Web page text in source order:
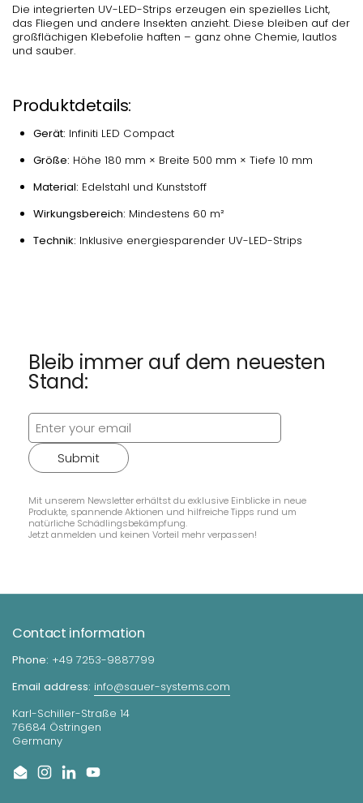
Die integrierten UV-LED-Strips erzeugen ein spezielles Licht,
das Fliegen und andere Insekten anzieht. Diese bleiben auf der
großflächigen Klebefolie haften – ganz ohne Chemie, lautlos
und sauber.
Produktdetails:
Gerät: Infiniti LED Compact
Größe: Höhe 180 mm × Breite 500 mm × Tiefe 10 mm
Material: Edelstahl und Kunststoff
Wirkungsbereich: Mindestens 60 m²
Technik: Inklusive energiesparender UV-LED-Strips
Bleib immer auf dem neuesten
Stand:
Submit
Mit unserem Newsletter erhältst du exklusive Einblicke in neue
Produkte, spannende Aktionen und hilfreiche Tipps rund um
natürliche Schädlingsbekämpfung.
Jetzt anmelden und keinen Vorteil mehr verpassen!
Contact information
Phone: +49 7253-9887799
Email address: info@sauer-systems.com
Karl-Schiller-Straße 14
76684 Östringen
Germany
EmailInstagram
LinkedInYouTube